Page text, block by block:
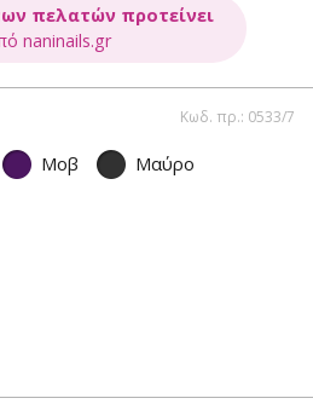
πελατών προτείνει
naninails.gr
Κωδ. πρ.: 0533/7
Μοβ Μαύρο